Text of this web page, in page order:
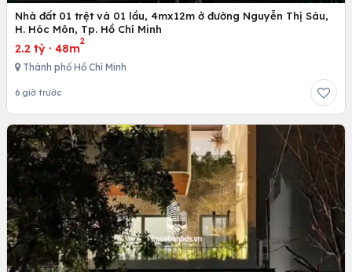
Nhà đất 01 trệt và 01 lầu, 4mx12m ở đường Nguyễn Thị Sáu,
H. Hóc Môn, Tp. Hồ Chí Minh
2.2 tỷ · 48m
2
Thành phố Hồ Chí Minh
6 giờ trước